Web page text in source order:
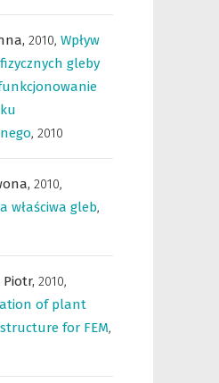
2010, Wpływ
gleby
, 2010
2010,
właściwa gleb,
Piotr, 2010,
of plant
for FEM,